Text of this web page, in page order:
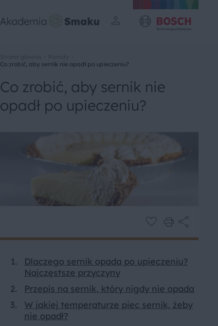
Co zrobić, aby sernik nie opadł po upieczeniu?
Co zrobić, aby sernik nie
opadł po upieczeniu?
Dlaczego sernik opada po upieczeniu?
Najczęstsze przyczyny
Przepis na sernik, który nigdy nie opada
W jakiej temperaturze piec sernik, żeby
nie opadł?